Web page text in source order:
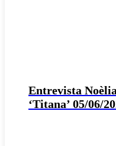
Entrevista
‘Titana’ 05/06/